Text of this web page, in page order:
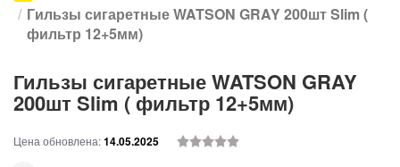
Гильзы сигаретные WATSON GRAY 200шт Slim (
фильтр 12+5мм)
Гильзы сигаретные WATSON GRAY
200шт Slim ( фильтр 12+5мм)
Цена обновлена:14.05.2025